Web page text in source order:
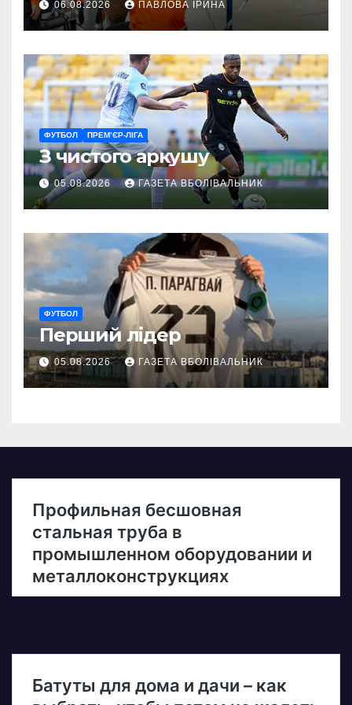
ГАРТ 2026 – як долучитися
ветеранам
06.08.2026 ПАВЛОВА ІРИНА
ФУТБОЛ ПРЕМ’ЄР-ЛІГА
З чистого аркушу
05.08.2026 ГАЗЕТА ВБОЛІВАЛЬНИК
ФУТБОЛ
Перший лідер
05.08.2026 ГАЗЕТА ВБОЛІВАЛЬНИК